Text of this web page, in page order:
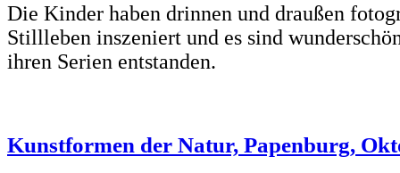
Die Kinder haben drinnen und draußen
Stillleben inszeniert und es sind
ihren Serien entstanden.
Kunstformen der Natur, Papenburg,